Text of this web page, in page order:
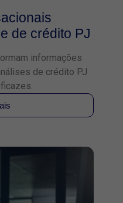
de crédito PJ
informações
de crédito PJ